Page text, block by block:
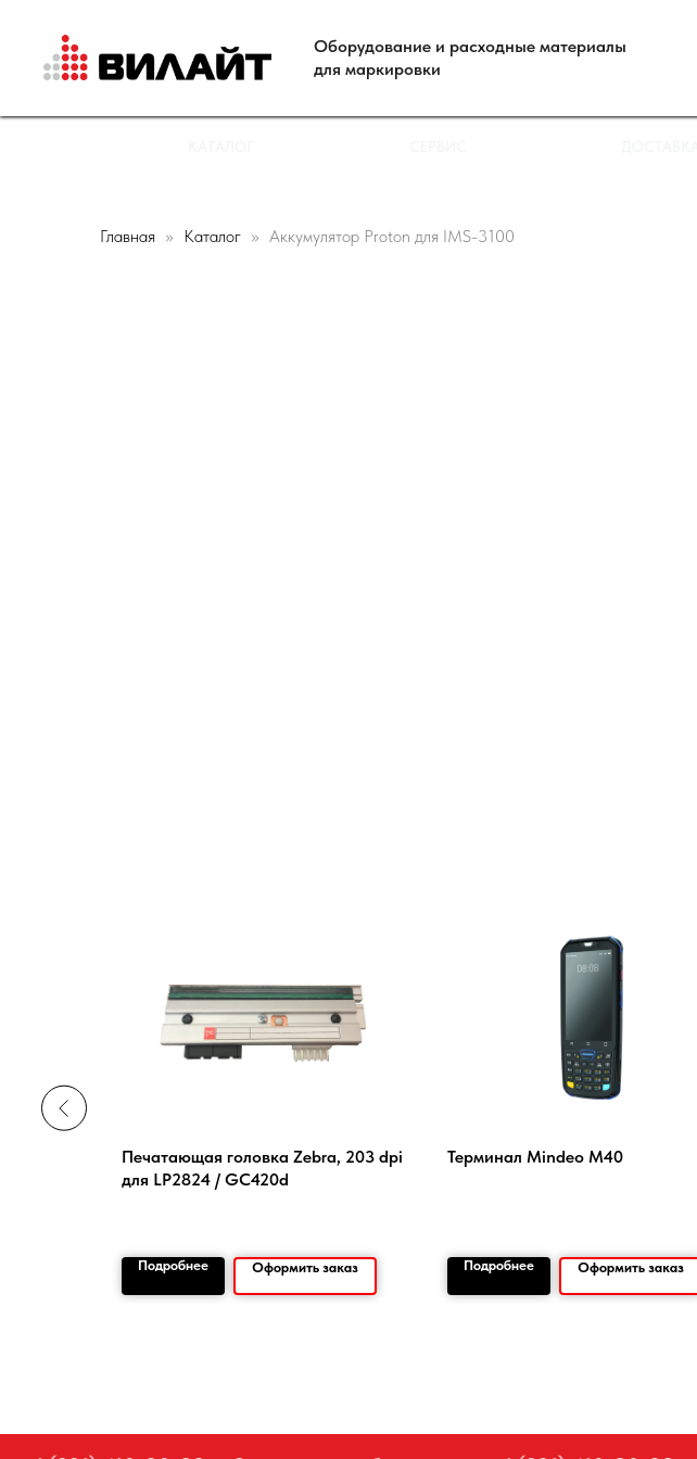
Оборудование и расходные материалы
для маркировки
Главная Каталог Аккумулятор Proton для IMS-3100
Печатающая головка Zebra, 203 dpi
для LP2824 / GC420d
Подробнее Оформить заказ
Терминал Mindeo M40
Подробнее Оформить заказ